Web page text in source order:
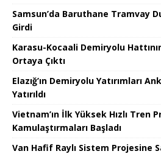
Samsun’da Baruthane Tramvay
Girdi
Karasu-Kocaali Demiryolu
Ortaya Çıktı
Elazığ’ın Demiryolu Yatırımları
Yatırıldı
Vietnam’ın İlk Yüksek Hızlı Tren
Kamulaştırmaları Başladı
Van Hafif Raylı Sistem Projesine